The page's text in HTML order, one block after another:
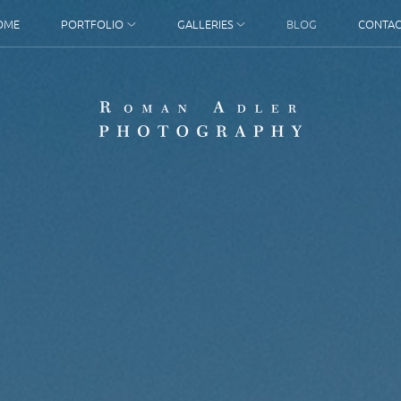
PORTFOLIO GALLERIES BLOG